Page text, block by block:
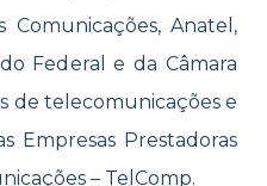
Comunicações, Anatel,
Federal e da Câmara
de telecomunicações e
Empresas Prestadoras
– TelComp.